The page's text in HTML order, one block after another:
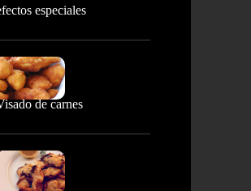
especiales
de carnes